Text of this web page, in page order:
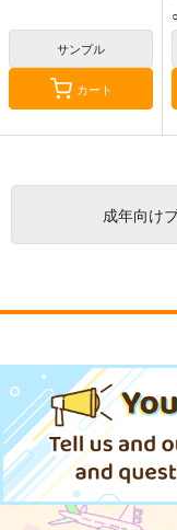
サンプル
カート
成年向け